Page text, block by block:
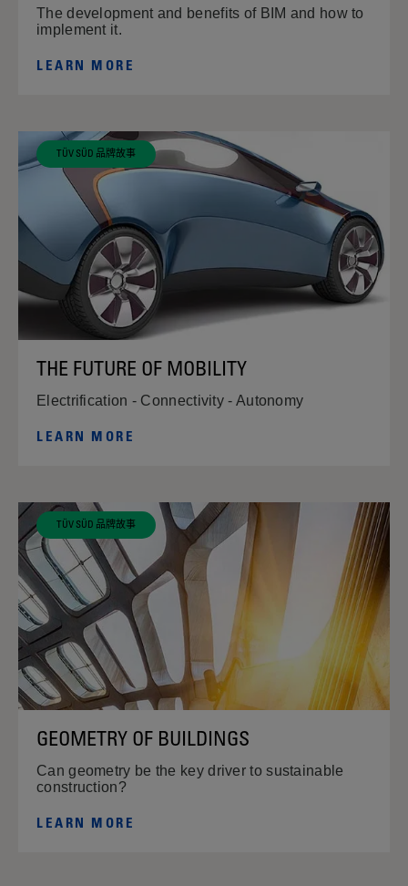
The development and benefits of BIM and how to
implement it.
LEARN MORE
TÜV SÜD 品牌故事
THE FUTURE OF MOBILITY
Electrification - Connectivity - Autonomy
LEARN MORE
TÜV SÜD 品牌故事
GEOMETRY OF BUILDINGS
Can geometry be the key driver to sustainable
construction?
LEARN MORE